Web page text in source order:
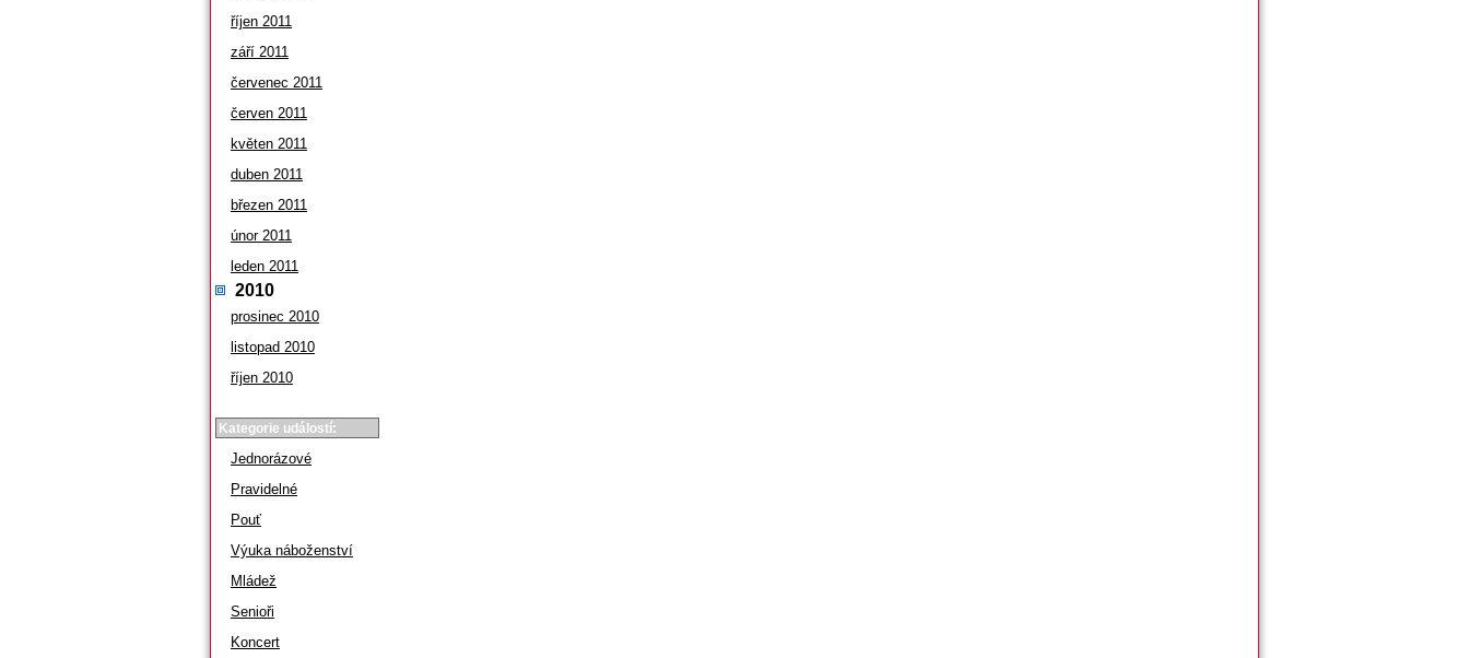
říjen 2011
září 2011
červenec 2011
červen 2011
květen 2011
duben 2011
březen 2011
únor 2011
leden 2011
2010
prosinec 2010
listopad 2010
říjen 2010
Kategorie událostí:
Jednorázové
Pravidelné
Pouť
Výuka náboženství
Mládež
Senioři
Koncert